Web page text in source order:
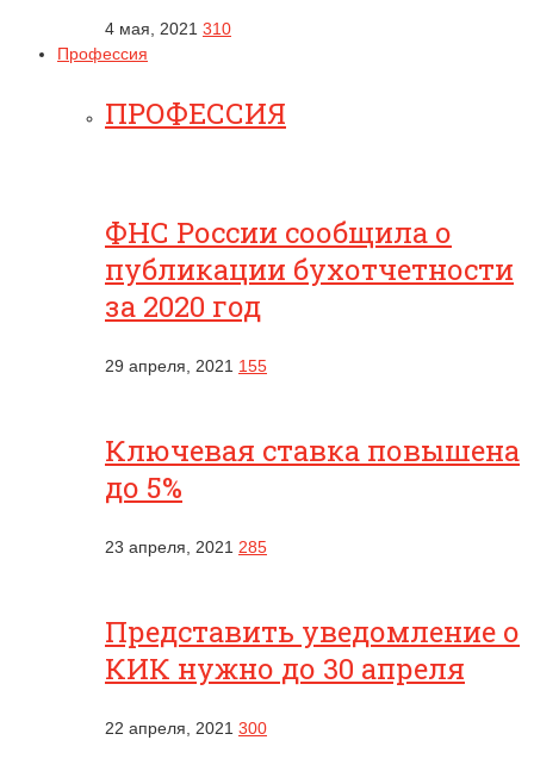
4 мая, 2021 310
Профессия
ПРОФЕССИЯ
ФНС России сообщила о
публикации бухотчетности
за 2020 год
29 апреля, 2021 155
Ключевая ставка повышена
до 5%
23 апреля, 2021 285
Представить уведомление о
КИК нужно до 30 апреля
22 апреля, 2021 300